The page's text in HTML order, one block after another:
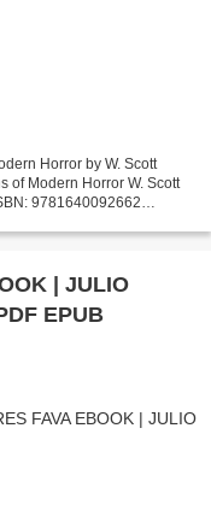
Horror by W. Scott
of Modern Horror W. Scott
9781640092662
| JULIO
EPUB